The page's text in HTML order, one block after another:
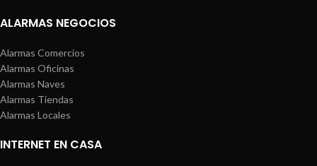
ALARMAS NEGOCIOS
Alarmas Comercios
Alarmas Oficinas
Alarmas Naves
Alarmas Tiendas
Alarmas Locales
INTERNET EN CASA